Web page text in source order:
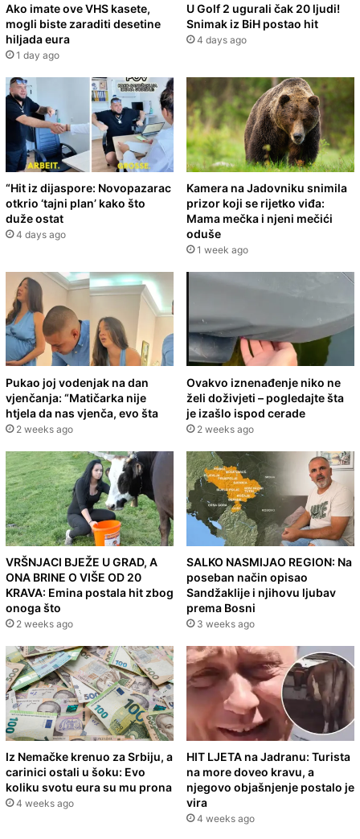
Ako imate ove VHS kasete,
mogli biste zaraditi desetine
hiljada eura
1 day ago
U Golf 2 ugurali čak 20 ljudi!
Snimak iz BiH postao hit
4 days ago
“Hit iz dijaspore: Novopazarac
otkrio ‘tajni plan’ kako što
duže ostat
4 days ago
Kamera na Jadovniku snimila
prizor koji se rijetko viđa:
Mama mečka i njeni mečići
oduše
1 week ago
Pukao joj vodenjak na dan
vjenčanja: “Matičarka nije
htjela da nas vjenča, evo šta
2 weeks ago
Ovakvo iznenađenje niko ne
želi doživjeti – pogledajte šta
je izašlo ispod cerade
2 weeks ago
VRŠNJACI BJEŽE U GRAD, A
ONA BRINE O VIŠE OD 20
KRAVA: Emina postala hit zbog
onoga što
2 weeks ago
SALKO NASMIJAO REGION: Na
poseban način opisao
Sandžaklije i njihovu ljubav
prema Bosni
3 weeks ago
Iz Nemačke krenuo za Srbiju, a
carinici ostali u šoku: Evo
koliku svotu eura su mu prona
4 weeks ago
HIT LJETA na Jadranu: Turista
na more doveo kravu, a
njegovo objašnjenje postalo je
vira
4 weeks ago